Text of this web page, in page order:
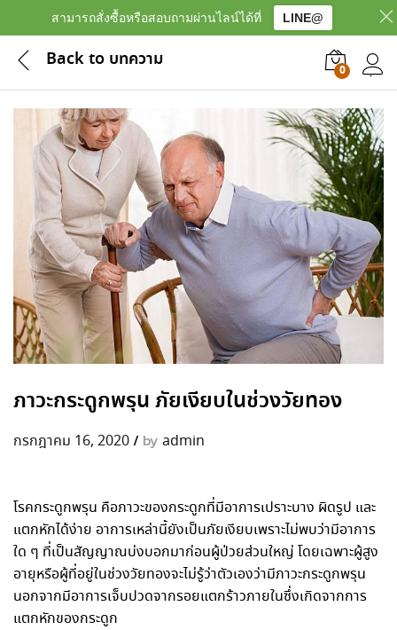
Back to บทความ 0
เข้าสู่
ภาวะกระดูกพรุน ภัยเงียบในช่วงวัยทอง
กรกฎาคม 16, 2020/ by admin
โรคกระดูกพรุน คือภาวะของกระดูกที่มีอาการเปราะบาง ผิดรูป และ
แตกหักได้ง่าย อาการเหล่านี้ยังเป็นภัยเงียบเพราะไม่พบว่ามีอาการ
ใด ๆ ที่เป็นสัญญาณบ่งบอกมาก่อนผู้ป่วยส่วนใหญ่ โดยเฉพาะผู้สูง
อายุหรือผู้ที่อยู่ในช่วงวัยทองจะไม่รู้ว่าตัวเองว่ามีภาวะกระดูกพรุน
นอกจากมีอาการเจ็บปวดจากรอยแตกร้าวภายในซึ่งเกิดจากการ
แตกหักของกระดูก
สามารถสั่งซื้อหรือสอบถามผ่านไลน์ได้ที่ LINE@